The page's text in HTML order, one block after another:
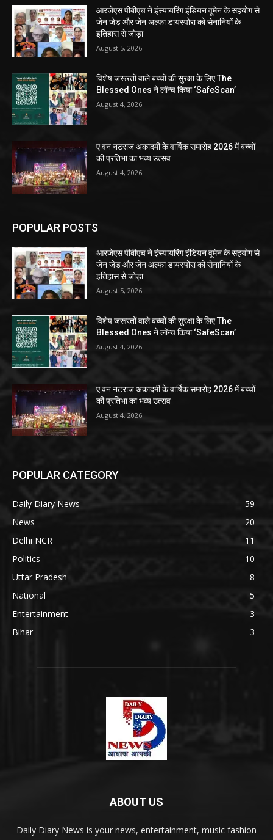
आरजेएस पीबीएच ने इंस्पायरिंग इंडियन वूमेन के सहयोग से
जेन जेड और जेन अल्फा डायस्पोरा को सेनानियों के
इतिहास से जोड़ा
August 5, 2026
विशेष जरूरतों वाले बच्चों की सुरक्षा के लिए The
Blessed Ones ने लॉन्च किया ‘SafeScan’
August 4, 2026
ए वन नटराज अकादमी के वार्षिक समारोह 2026 में बच्चों
की प्रतिभा का भव्य उत्सव
August 4, 2026
POPULAR POSTS
आरजेएस पीबीएच ने इंस्पायरिंग इंडियन वूमेन के सहयोग से
जेन जेड और जेन अल्फा डायस्पोरा को सेनानियों के
इतिहास से जोड़ा
August 5, 2026
विशेष जरूरतों वाले बच्चों की सुरक्षा के लिए The
Blessed Ones ने लॉन्च किया ‘SafeScan’
August 4, 2026
ए वन नटराज अकादमी के वार्षिक समारोह 2026 में बच्चों
की प्रतिभा का भव्य उत्सव
August 4, 2026
POPULAR CATEGORY
Daily Diary News
59
News
20
Delhi NCR
11
Politics
10
Uttar Pradesh
8
National
5
Entertainment
3
Bihar
3
ABOUT US
Daily Diary News is your news, entertainment, music fashion